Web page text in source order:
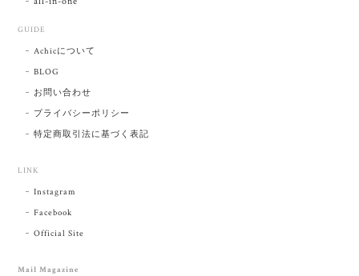
GUIDE
Achicについて
BLOG
お問い合わせ
プライバシーポリシー
特定商取引法に基づく表記
LINK
Instagram
Facebook
Official Site
Mail Magazine